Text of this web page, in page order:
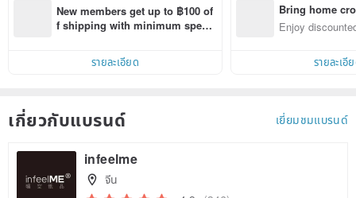
New members get up to ฿100 of
f shipping with minimum spen
within 7 days!
รายละเอียด
Bring home
n with ease
Enjoy
รายละเอี
เกี่ยวกับแบรนด์ เยี่ยมชมแบรนด์
infeelme
จีน